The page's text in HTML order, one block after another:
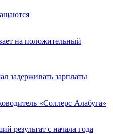
на положительный
задерживать зарплаты
«Соллерс Алабуга»
результат с начала года